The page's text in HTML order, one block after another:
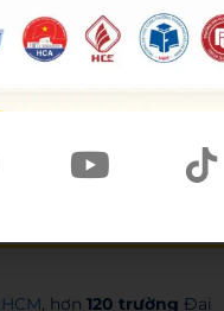
tác sẽ mở ra cơ hội cho
là cơ sở để hai đơn vị
bên để đạt được các
, hơn 120 trường Đại